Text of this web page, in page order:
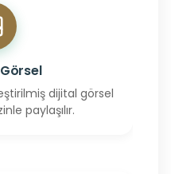
dijital görsel
paylaşılır.